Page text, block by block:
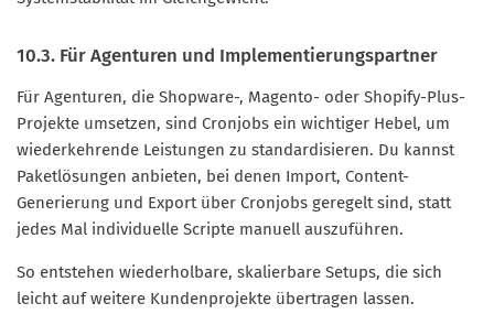
10.3. Für Agenturen und Implementierungspartner
Für Agenturen, die Shopware-, Magento- oder Shopify-Plus-
Projekte umsetzen, sind Cronjobs ein wichtiger Hebel, um
wiederkehrende Leistungen zu standardisieren. Du kannst
Paketlösungen anbieten, bei denen Import, Content-
Generierung und Export über Cronjobs geregelt sind, statt
jedes Mal individuelle Scripte manuell auszuführen.
So entstehen wiederholbare, skalierbare Setups, die sich
leicht auf weitere Kundenprojekte übertragen lassen.